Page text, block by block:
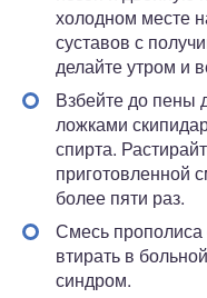
холодном месте
суставов с
делайте утром и
Взбейте до пены
ложками
спирта.
приготовленной
более пяти раз.
Смесь
втирать в
синдром.